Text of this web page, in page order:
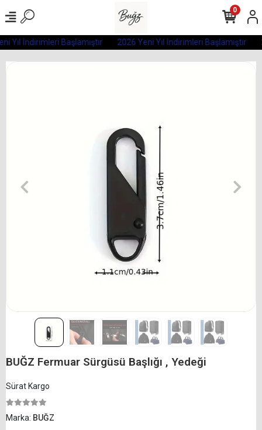
Yıl İndirimleri Başlamıştır 2026 Yeni Yıl İndirimleri Başlamıştır
0
BUĞZ Fermuar Sürgüsü Başlığı , Yedeği
Sürat Kargo
Marka: BUĞZ